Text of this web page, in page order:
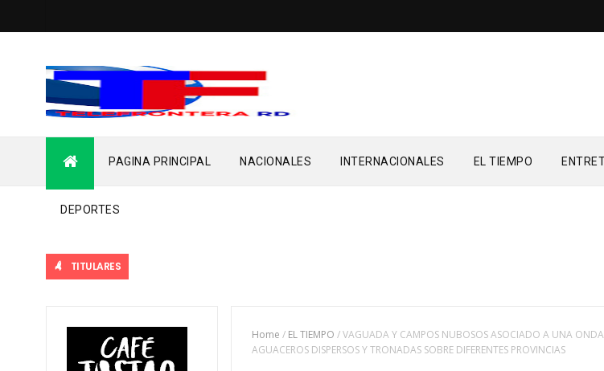
PAGINA PRINCIPAL NACIONALES INTERNACIONALES EL TIEMPO
DEPORTES
TITULARES
Home / EL TIEMPO /VAGUADA Y CAMPOS NUBOSOS ASOCIADO A UNA
AGUACEROS DISPERSOS Y TRONADAS SOBRE DIFERENTES PROVINCIAS